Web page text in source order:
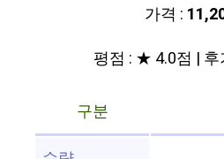
가격 :
평점 : ★ 4.0점 | 후
구분